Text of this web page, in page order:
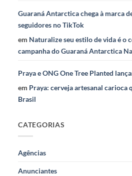
Guaraná Antarctica chega à marca
seguidores no TikTok
em Naturalize seu estilo de vida é o
campanha do Guaraná Antarctica
Praya e ONG One Tree Planted
em Praya: cerveja artesanal carioca
Brasil
CATEGORIAS
Agências
Anunciantes